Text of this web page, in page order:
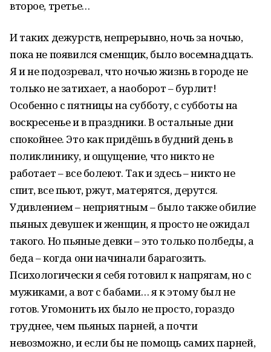
второе, третье…
И таких дежурств, непрерывно, ночь за ночью,
пока не появился сменщик, было восемнадцать.
Я и не подозревал, что ночью жизнь в городе не
только не затихает, а наоборот – бурлит!
Особенно с пятницы на субботу, с субботы на
воскресенье и в праздники. В остальные дни
спокойнее. Это как придёшь в будний день в
поликлинику, и ощущение, что никто не
работает – все болеют. Так и здесь – никто не
спит, все пьют, ржут, матерятся, дерутся.
Удивлением – неприятным – было также обилие
пьяных девушек и женщин, я просто не ожидал
такого. Но пьяные девки – это только полбеды, а
беда – когда они начинали барагозить.
Психологически я себя готовил к напрягам, но с
мужиками, а вот с бабами… я к этому был не
готов. Угомонить их было не просто, гораздо
труднее, чем пьяных парней, а почти
невозможно, и если бы не помощь самих парней,